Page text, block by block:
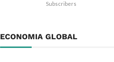
Subscribers
ECONOMIA GLOBAL